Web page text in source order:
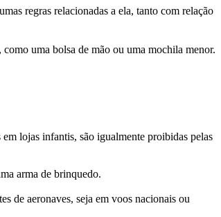
regras relacionadas a ela, tanto com relação
uma bolsa de mão ou uma mochila menor.
em lojas infantis, são igualmente proibidas pelas
arma de brinquedo.
de aeronaves, seja em voos nacionais ou